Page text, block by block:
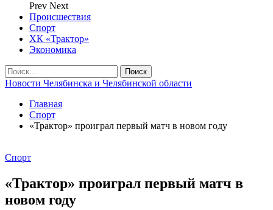
Prev Next
Происшествия
Спорт
ХК «Трактор»
Экономика
Новости Челябинска и Челябинской области
Главная
Спорт
«Трактор» проиграл первый матч в новом году
Спорт
«Трактор» проиграл первый матч в
новом году